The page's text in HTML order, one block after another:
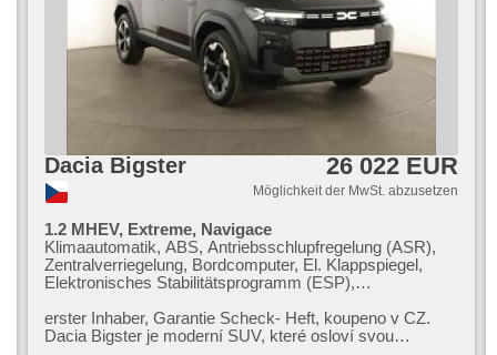
Dacia Bigster 26 022 EUR
Möglichkeit der MwSt. abzusetzen
1.2 MHEV, Extreme, Navigace
Klimaautomatik, ABS, Antriebsschlupfregelung (ASR),
Zentralverriegelung, Bordcomputer, El. Klappspiegel,
Elektronisches Stabilitätsprogramm (ESP),
Scheibenwischersensor, starten per Taste,
Reifendrucksensor, USB, 6x Airbag, beheizte
erster Inhaber,​ Garantie Scheck​- Heft,​ koupeno v CZ.
Dacia Bigster je moderní SUV,​ které osloví svou